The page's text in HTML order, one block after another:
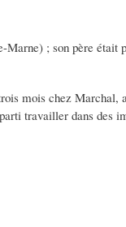
Marne) ; son père était
mois chez Marchal,
travailler dans des